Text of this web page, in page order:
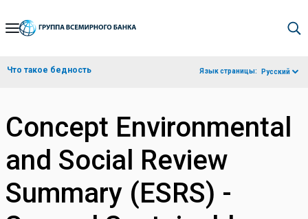
Skip
Navigation
Что такое бедность Язык страницы: Русский
Concept Environmental
and Social Review
Summary (ESRS) -